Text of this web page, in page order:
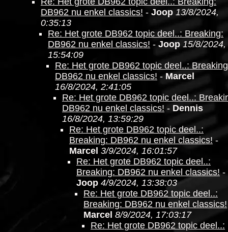
DB962 nu enkel classics! - Joop 13/8/2024,
0:35:13
Re: Het grote DB962 topic deel..: Breaking:
DB962 nu enkel classics! - Joop 15/8/2024,
15:54:09
Re: Het grote DB962 topic deel..:
DB962 nu enkel classics! - Marcel
16/8/2024, 2:41:05
Re: Het grote DB962 topic deel..:
DB962 nu enkel classics! - Dennis
16/8/2024, 13:59:29
Re: Het grote DB962 topic deel..:
Breaking: DB962 nu enkel classics! -
Marcel 3/9/2024, 16:01:57
Re: Het grote DB962 topic deel..:
Breaking: DB962 nu enkel classics! -
Joop 4/9/2024, 13:38:03
Re: Het grote DB962 topic deel..:
Breaking: DB962 nu enkel classics!
Marcel 8/9/2024, 17:03:17
Re: Het grote DB962 topic deel..: